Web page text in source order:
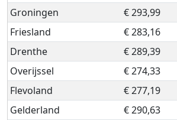
Groningen
€ 293,99
Friesland
€ 283,16
Drenthe
€ 289,39
Overijssel
€ 274,33
Flevoland
€ 277,19
Gelderland
€ 290,63